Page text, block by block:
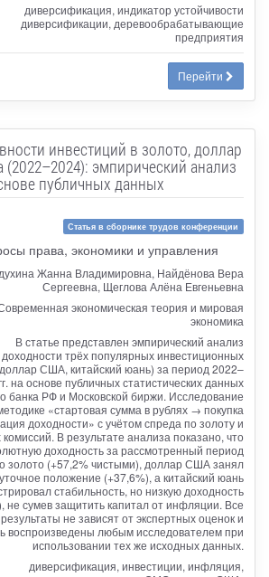
диверсификация, индикатор устойчивости
диверсификации, деревообрабатывающие
предприятия
Перейти
инвестиций в золото, доллар
(2022–2024): эмпирический анализ
публичных данных
Статья в сборнике трудов конференции
права, экономики и управления
Жанна Владимировна, Найдёнова Вера
Сергеевна, Щеглова Алёна Евгеньевна
экономическая теория и мировая
экономика
В статье представлен эмпирический анализ
доходности трёх популярных инвестиционных
США, китайский юань) за период 2022–
на основе публичных статистических данных
банка РФ и Московской биржи. Исследование
«стартовая сумма в рублях → покупка
доходности» с учётом спреда по золоту и
В результате анализа показано, что
доходность за рассмотренный период
золото (+57,2% чистыми), доллар США занял
положение (+37,6%), а китайский юань
стабильность, но низкую доходность
не сумев защитить капитал от инфляции. Все
не зависят от экспертных оценок и
воспроизведены любым исследователем при
использовании тех же исходных данных.
диверсификация, инвестиции, инфляция,